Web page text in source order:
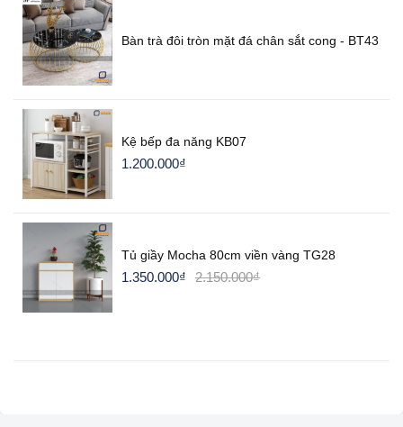
Bàn trà đôi tròn mặt đá chân sắt cong - BT43
Kệ bếp đa năng KB07
1.200.000₫
Tủ giầy Mocha 80cm viền vàng TG28
2.150.000₫
1.350.000₫